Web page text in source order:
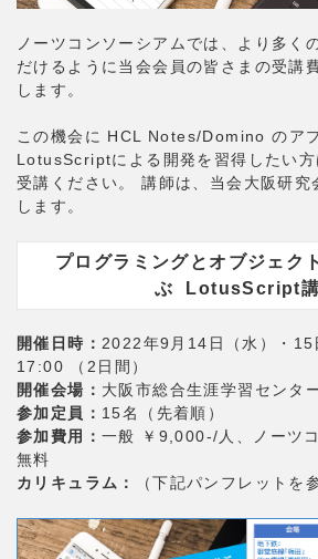
ノーツコンソーシアムでは、より多く
だけるように当会会員の皆さまの受講
します。
この機会に HCL Notes/Domino のア
LotusScriptによる開発を習得したい方
受講ください。 講師は、当会大阪研究
します。
プログラミングとオブジェク
ぶ LotusScript
開催日時： 2022年9月14日（水）・
17:00 （2日間）
開催会場： 大阪市総合生涯学習センタ
参加定員： 15名（先着順）
参加費用： 一般 ￥9,000-/人、ノーツ
無料
カリキュラム：
（下記パンフレットを